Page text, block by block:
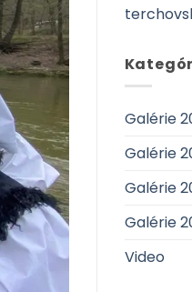
Galérie
Galérie
Galérie
Galérie
Video